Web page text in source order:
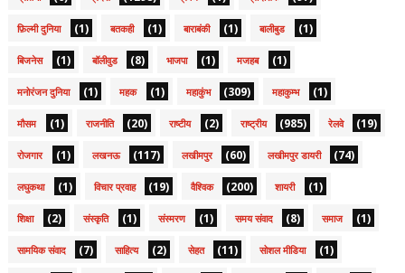
फ़िल्मी दुनिया (1) बतकही (1) बाराबंकी (1) बालीबुड (1)
बिजनेस (1) बॉलीवुड (8) भाजपा (1) मजहब (1)
मनोरंजन दुनिया (1) महक (1) महाकुंभ (309) महाकुम्भ (1)
मौसम (1) राजनीति (20) राष्टीय (2) राष्ट्रीय (985) रेलवे (19)
रोजगार (1) लखनऊ (117) लखीमपुर (60) लखीमपुर डायरी (74)
लघुकथा (1) विचार प्रवाह (19) वैश्विक (200) शायरी (1)
शिक्षा (2) संस्कृति (1) संस्मरण (1) समय संवाद (8) समाज (1)
सामयिक संवाद (7) साहित्य (2) सेहत (11) सोशल मीडिया (1)